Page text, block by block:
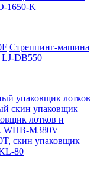
1650-K
Стреппинг-машина
DB550
упаковщик лотков
скин упаковщик
лотков и
WHB-M380V
скин упаковщик
80